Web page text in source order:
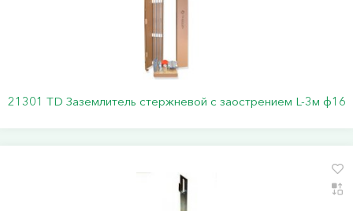
21301 TD Заземлитель стержневой c заострением L-3м ф16